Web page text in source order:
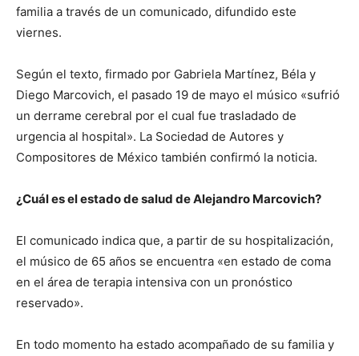
familia a través de un comunicado, difundido este
viernes.
Según el texto, firmado por Gabriela Martínez, Béla y
Diego Marcovich, el pasado 19 de mayo el músico «sufrió
un derrame cerebral por el cual fue trasladado de
urgencia al hospital». La Sociedad de Autores y
Compositores de México también confirmó la noticia.
¿Cuál es el estado de salud de Alejandro Marcovich?
El comunicado indica que, a partir de su hospitalización,
el músico de 65 años se encuentra «en estado de coma
en el área de terapia intensiva con un pronóstico
reservado».
En todo momento ha estado acompañado de su familia y